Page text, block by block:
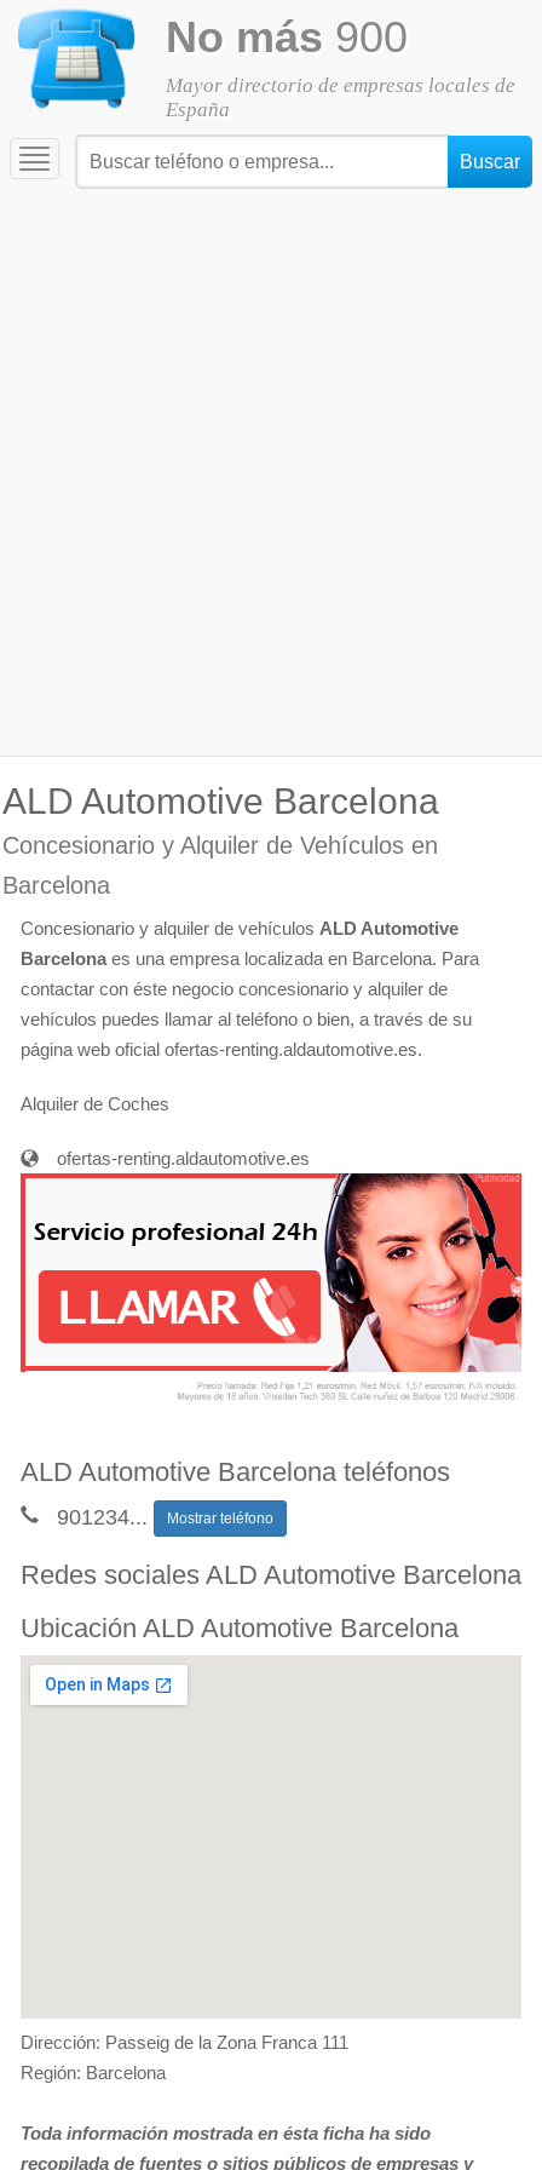
No más 900
Mayor directorio de empresas locales de
España
Toggle
navigation
ALD Automotive Barcelona
Concesionario y Alquiler de Vehículos en
Barcelona
Concesionario y alquiler de vehículos ALD Automotive
Barcelona es una empresa localizada en Barcelona. Para
contactar con éste negocio concesionario y alquiler de
vehículos puedes llamar al teléfono o bien, a través de su
página web oficial ofertas-renting.aldautomotive.es.
Alquiler de Coches
ofertas-renting.aldautomotive.es
ALD Automotive Barcelona teléfonos
901234... Mostrar teléfono
Redes sociales ALD Automotive Barcelona
Ubicación ALD Automotive Barcelona
Dirección: Passeig de la Zona Franca 111
Región: Barcelona
Toda información mostrada en ésta ficha ha sido
recopilada de fuentes o sitios públicos de empresas y